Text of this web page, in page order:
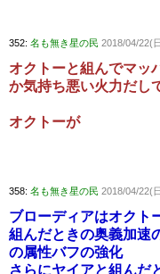
352: 名も無き星の民 2018/04/22(
オクトーと組んでマッ
か気持ち悪い火力だし
オクトーが
358: 名も無き星の民 2018/04/22(
ブローディアはオクト
組んだときの奥義加速
の属性バフの強化
さらにヤイアと組んだ